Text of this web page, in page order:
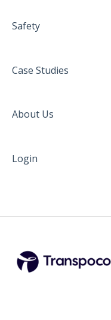
Safety
Case Studies
About Us
Login